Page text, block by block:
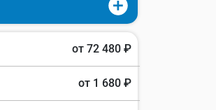
от 72 480 ₽
от 1 680 ₽